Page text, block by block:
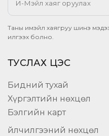
Таны имэйл хаягруу шинэ мэдээ
илгээх болно.
ТУСЛАХ ЦЭС
Бидний тухай
Хүргэлтийн нөхцөл
Бэлгийн карт
Үйлчилгээний нөхцөл